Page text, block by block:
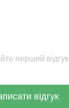
перший відгук
відгук